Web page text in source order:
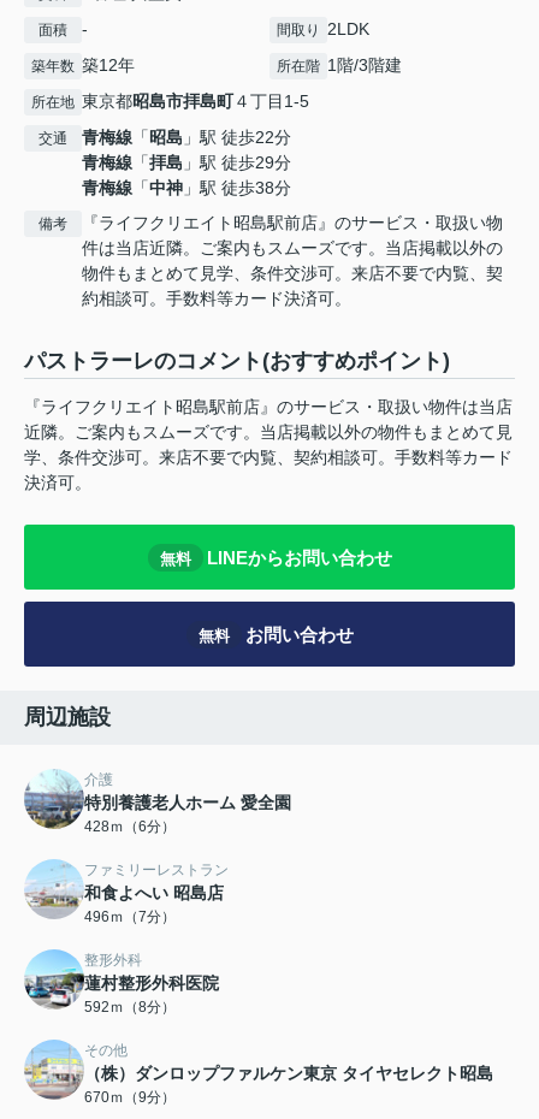
面積 - 間取り 2LDK
築年数 築12年 所在階 1階/3階建
所在地 東京都昭島市拝島町４丁目1-5
交通 青梅線 「昭島 」駅 徒歩22分
青梅線 「拝島 」駅 徒歩29分
青梅線 「中神 」駅 徒歩38分
備考
『ライフクリエイト昭島駅前店』のサービス・取扱い物
件は当店近隣。ご案内もスムーズです。当店掲載以外の
物件もまとめて見学、条件交渉可。来店不要で内覧、契
約相談可。手数料等カード決済可。
パストラーレのコメント(おすすめポイント)
『ライフクリエイト昭島駅前店』のサービス・取扱い物件は当店
近隣。ご案内もスムーズです。当店掲載以外の物件もまとめて見
学、条件交渉可。来店不要で内覧、契約相談可。手数料等カード
決済可。
無料 LINEからお問い合わせ
無料 お問い合わせ
周辺施設
介護
特別養護老人ホーム 愛全園
428ｍ（6分）
ファミリーレストラン
和食よへい 昭島店
496ｍ（7分）
整形外科
蓮村整形外科医院
592ｍ（8分）
その他
（株）ダンロップファルケン東京 タイヤセレクト昭島
670ｍ（9分）